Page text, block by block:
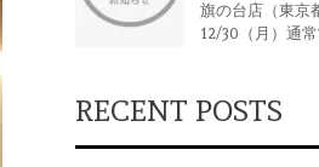
RECENT POSTS